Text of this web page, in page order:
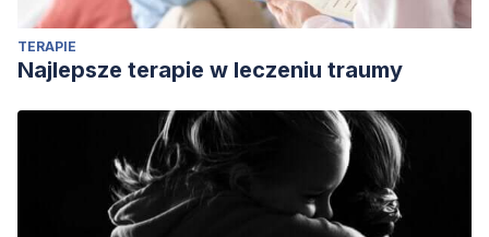
TERAPIE
Najlepsze terapie w leczeniu traumy